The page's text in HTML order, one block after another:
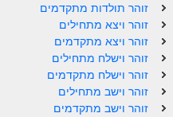
אודות בית מדרש הסולם
ספר הזוהר
גדולי ישראל על הזוהר
זוהר תולדות מתקדמים
זוהר ויצא מתחילים
זוהר ויצא מתקדמים
זוהר וישלח מתחילים
זוהר וישלח מתקדמים
זוהר וישב מתחילים
זוהר וישב מתקדמים